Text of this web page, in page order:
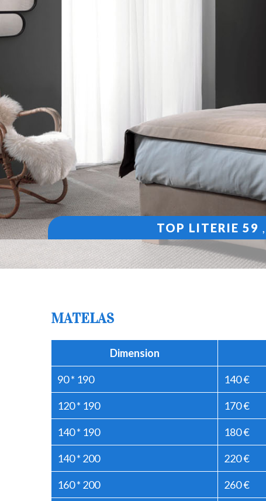
TOP LITERIE 59
MATELAS
Dimension
90 * 190 140 €
120 * 190 170 €
140 * 190 180 €
140 * 200 220 €
160 * 200 260 €